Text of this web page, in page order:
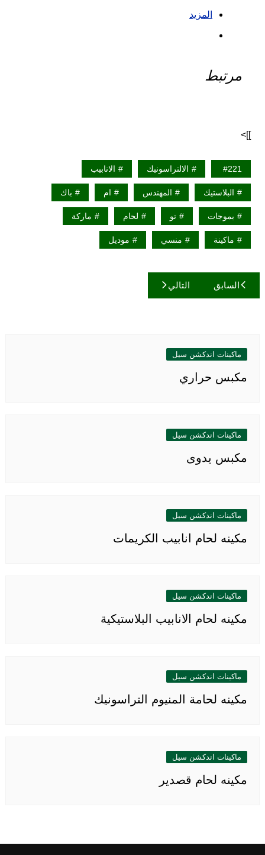
المزيد
مرتبط
]]>
221 الالتراسونيك الانابيب
البلاستيك المهندس ام باك
بموجات تو لحام ماركة
ماكينة منسي موديل
تصفّح
المقالات
السابق التالي
ماكينات اندكشن سيل
مكبس حراري
ماكينات اندكشن سيل
مكبس يدوى
ماكينات اندكشن سيل
مكينه لحام انابيب الكريمات
ماكينات اندكشن سيل
مكينه لحام الانابيب البلاستيكية
ماكينات اندكشن سيل
مكينه لحامة المنيوم التراسونيك
ماكينات اندكشن سيل
مكينه لحام قصدير